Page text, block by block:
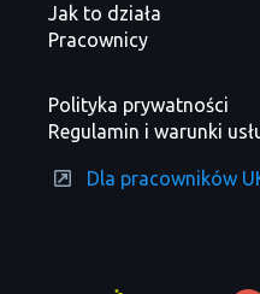
Jak to działa
Pracownicy
Polityka prywatności
Regulamin i warunki
Dla pracowników